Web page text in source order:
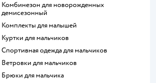
Комбинезон для новорожденных
демисезонный
Комплекты для малышей
Куртки для мальчиков
Спортивная одежда для мальчиков
Ветровки для мальчиков
Брюки для мальчика